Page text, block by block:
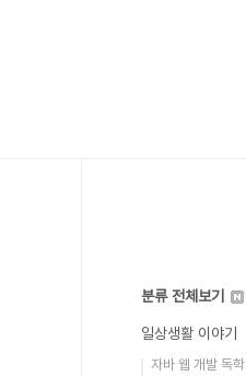
분류 전체보기
일상생활 이야기
자바 웹 개발 독학